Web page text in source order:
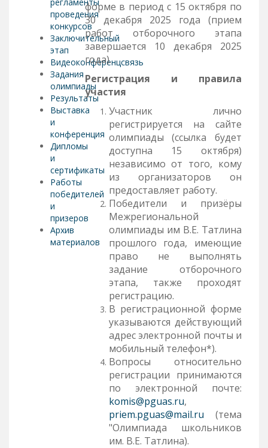
проведения
конкурсов
Заключительный
этап
Видеоконференцсвязь
Задания
олимпиады
Результаты
Выставка
и
конференция
Дипломы
и
сертификаты
Работы
победителей
и
призеров
Архив
материалов
форме в период с 15 октября по
30 декабря 2025 года (прием
работ отборочного этапа
завершается 10 декабря 2025
года).
Регистрация и правила
участия
Участник лично
регистрируется на сайте
олимпиады (ссылка будет
доступна 15 октября)
независимо от того, кому
из организаторов он
предоставляет работу.
Победители и призёры
Межрегиональной
олимпиады им В.Е. Татлина
прошлого года, имеющие
право не выполнять
задание отборочного
этапа, также проходят
регистрацию.
В регистрационной форме
указываются действующий
адрес электронной почты и
мобильный телефон*).
Вопросы относительно
регистрации принимаются
по электронной почте:
komis@pguas.ru,
priem.pguas@mail.ru (тема
"Олимпиада школьников
им. В.Е. Татлина).